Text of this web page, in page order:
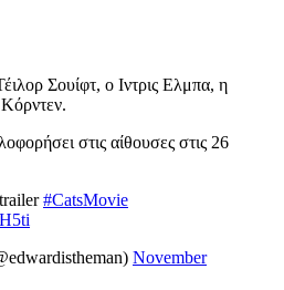
Σουίφτ, ο Ιντρις Ελμπα, η
Κόρντεν.
στις αίθουσες στις 26
#CatsMovie
November